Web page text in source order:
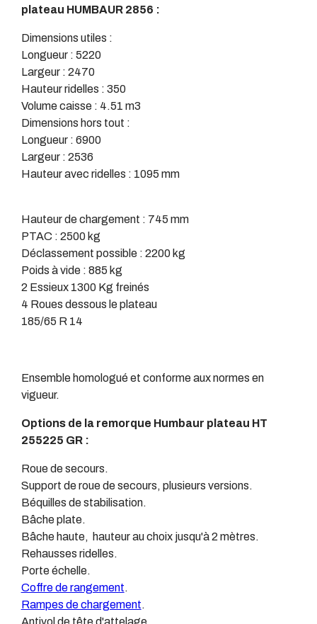
plateau HUMBAUR 2856 :
Dimensions utiles :
Longueur : 5220
Largeur : 2470
Hauteur ridelles : 350
Volume caisse : 4.51 m3
Dimensions hors tout :
Longueur : 6900
Largeur : 2536
Hauteur avec ridelles : 1095 mm
Hauteur de chargement : 745 mm
PTAC : 2500 kg
Déclassement possible : 2200 kg
Poids à vide : 885 kg
2 Essieux 1300 Kg freinés
4 Roues dessous le plateau
185/65 R 14
Ensemble homologué et conforme aux normes en
vigueur.
Options de la remorque Humbaur plateau HT
255225 GR :
Roue de secours.
Support de roue de secours, plusieurs versions.
Béquilles de stabilisation.
Bâche plate.
Bâche haute, hauteur au choix jusqu'à 2 mètres.
Rehausses ridelles.
Porte échelle.
Coffre de rangement.
Rampes de chargement.